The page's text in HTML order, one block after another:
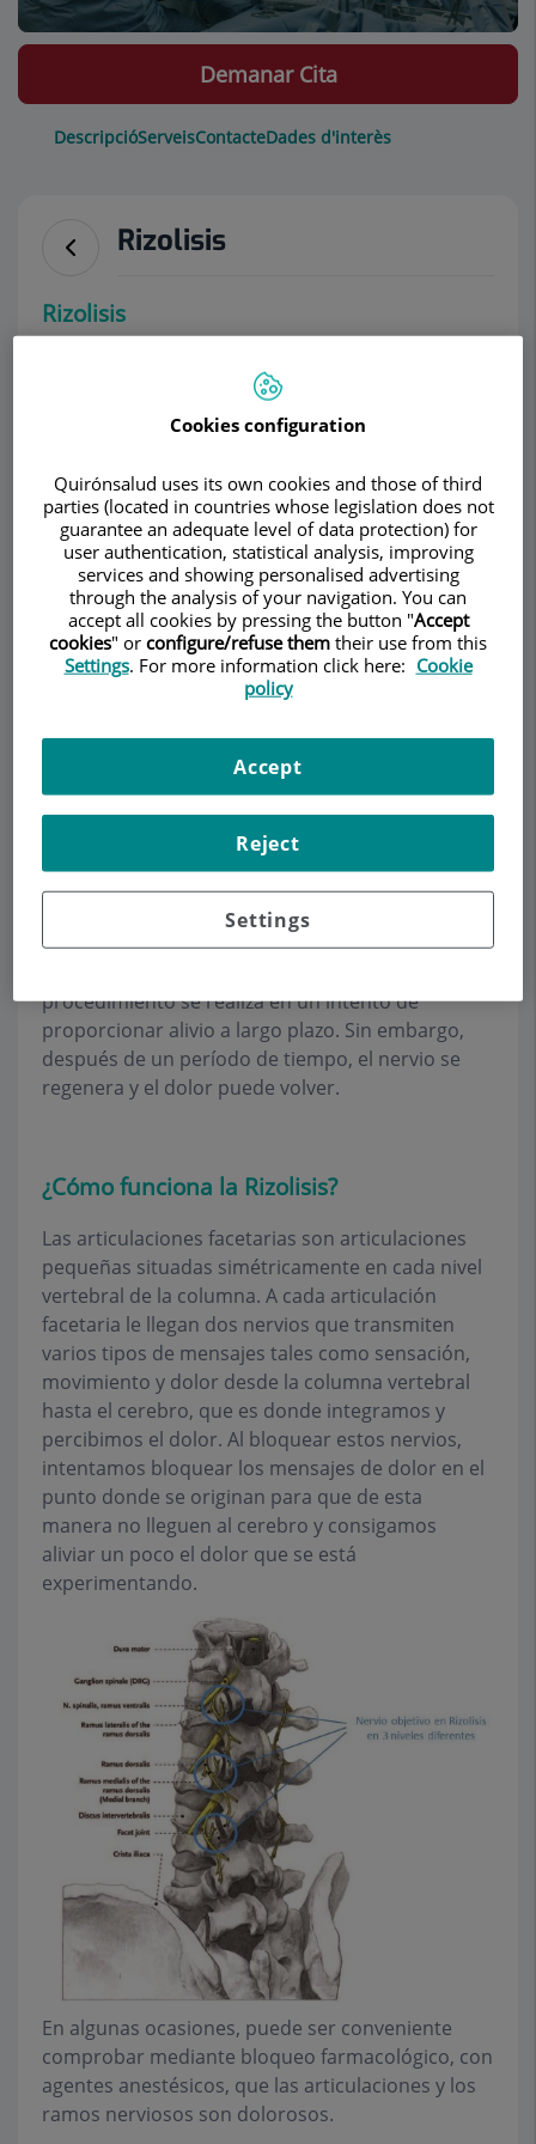
DescripcióServeisContacteDades d'interès
Demanar Cita
Rizolisis
Rizolisis
también conocida como rizolisis facetaria lumbar
es un procedimiento realizado sobre los nervios
de las articulaciones de la columna vertebral, que
son los que informan de dolor lumbar. Utiliza una
técnica conocida como radiofrecuencia que se
aplica a través de una aguja especial. El calor
producido por la radiofrecuencia en la punta de
la aguja anulará la función de los nervios
procedimiento se realiza en un intento de
proporcionar alivio a largo plazo. Sin embargo,
después de un período de tiempo, el nervio se
regenera y el dolor puede volver.
¿Cómo funciona la Rizolisis?
Las articulaciones facetarias son articulaciones
pequeñas situadas simétricamente en cada nivel
vertebral de la columna. A cada articulación
facetaria le llegan dos nervios que transmiten
varios tipos de mensajes tales como sensación,
movimiento y dolor desde la columna vertebral
hasta el cerebro, que es donde integramos y
percibimos el dolor. Al bloquear estos nervios,
intentamos bloquear los mensajes de dolor en el
punto donde se originan para que de esta
manera no lleguen al cerebro y consigamos
aliviar un poco el dolor que se está
experimentando.
En algunas ocasiones, puede ser conveniente
comprobar mediante bloqueo farmacológico, con
agentes anestésicos, que las articulaciones y los
ramos nerviosos son dolorosos.
Cookies configuration
Quirónsalud uses its own cookies and those of third
parties (located in countries whose legislation does not
guarantee an adequate level of data protection) for
user authentication, statistical analysis, improving
services and showing personalised advertising
through the analysis of your navigation. You can
accept all cookies by pressing the button "Accept
cookies" or configure/refuse them their use from this
Settings. For more information click here: Cookie
policy
Settings
Reject
Accept